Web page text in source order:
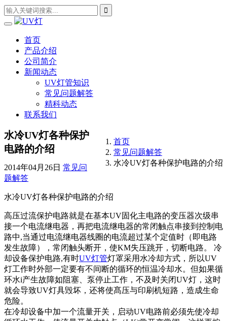
首页
产品介绍
公司简介
新闻动态
UV灯管知识
常见问题解答
精科动态
联系我们
首页
常见问题解答
水冷UV灯各种保护电路的介绍
水冷UV灯各种保护
电路的介绍
2014年04月26日 常见问
题解答
水冷UV灯各种保护电路的介绍
高压过流保护电路就是在基本UV固化主电路的变压器次级串
接一个电流继电器，再把电流继电器的常闭触点串接到控制电
路中,当通过电流继电器线圈的电流超过某个定值时（即电路
发生故障），常闭触头断开，使KM失压跳开，切断电路。 冷
却设备保护电路,有时UV灯管灯罩采用水冷却方式，所以UV
灯工作时外部一定要有不间断的循环的恒温冷却水。但如果循
环水i产生故障如阻塞、泵停止工作，不及时关闭UV灯，这时
就会导致UV灯具毁坏，还将使髙压与印刷机短路，造成生命
危险。
在冷却设备中加一个流量开关，启动UV电路前必须先使冷却